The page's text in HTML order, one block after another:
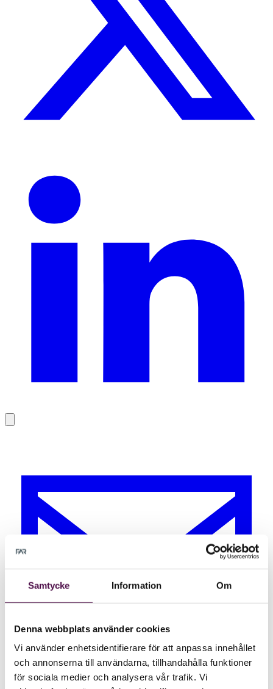
Samtycke Information Om
Denna webbplats använder cookies
Vi använder enhetsidentifierare för att anpassa innehållet
och annonserna till användarna, tillhandahålla funktioner
för sociala medier och analysera vår trafik. Vi